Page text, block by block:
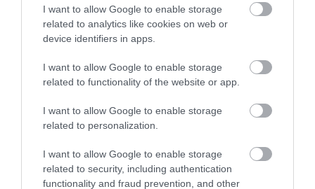
I want to allow Google to enable storage
related to analytics like cookies on web or
device identifiers in apps.
I want to allow Google to enable storage
related to functionality of the website or app.
I want to allow Google to enable storage
related to personalization.
I want to allow Google to enable storage
related to security, including authentication
functionality and fraud prevention, and other
2 0
1 0